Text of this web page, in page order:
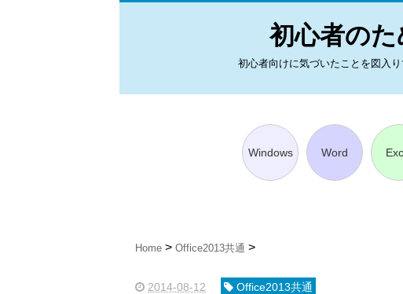
初心者の
初心者向けに気づいたことを図入
Windows Word
Home Office2013共通
2014-08-12 Office2013共通